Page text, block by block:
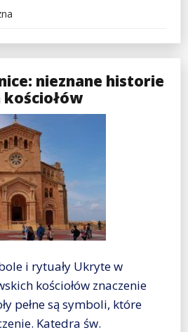
nieznane historie
i rytuały Ukryte w
kościołów znaczenie
pełne są symboli, które
Katedra św.